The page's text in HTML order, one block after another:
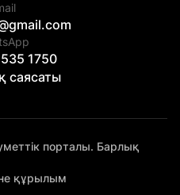
1750
саясаты
порталы. Барлық
құрылым